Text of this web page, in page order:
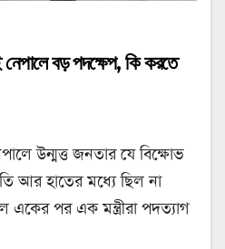
নেপালে বড় পদক্ষেপ, কি করতে
উন্মত্ত জনতার যে বিক্ষোভ
আর হাতের মধ্যে ছিল না
একের পর এক মন্ত্রীরা পদত্যাগ